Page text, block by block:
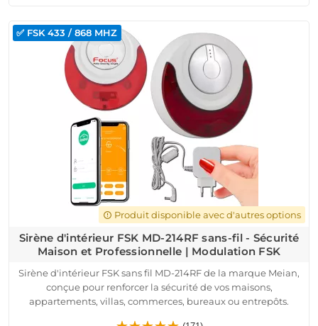
fiable jusqu'à 200 mètres, avec une auto-protection contre le
sabotage et l'arrachage. Surveillez son état en temps réel
grâce à l'indicateur LED et contrôlez-la à distance via une
application mobile dédiée.
error_outline Produit disponible avec d'autres options
✅ FSK 433 / 868 MHZ
Sirène d'intérieur FSK MD-214RF sans-fil - Sécurité
Maison et Professionnelle | Modulation FSK
Sirène d'intérieur FSK sans fil MD-214RF de la marque Meian,
conçue pour renforcer la sécurité de vos maisons,
appartements, villas, commerces, bureaux ou entrepôts.